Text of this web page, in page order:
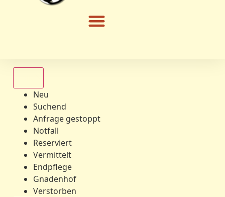
Neu
Suchend
Anfrage gestoppt
Notfall
Reserviert
Vermittelt
Endpflege
Gnadenhof
Verstorben